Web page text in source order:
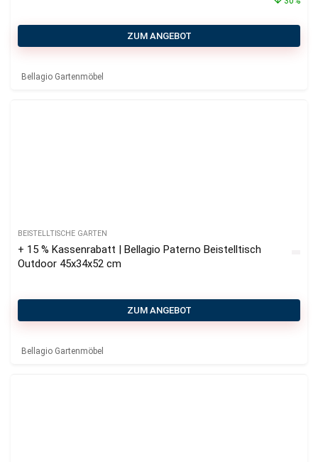
ZUM ANGEBOT
Bellagio Gartenmöbel
BEISTELLTISCHE GARTEN
+ 15 % Kassenrabatt | Bellagio Paterno Beistelltisch
Outdoor 45x34x52 cm
ZUM ANGEBOT
Bellagio Gartenmöbel